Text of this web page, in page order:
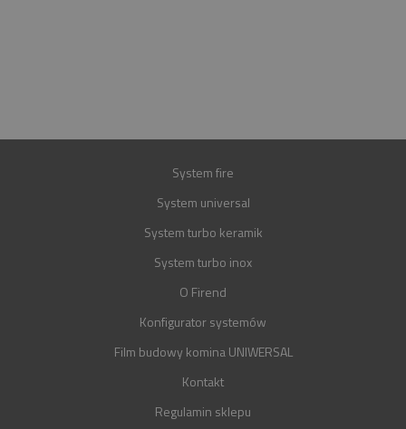
System fire
System universal
System turbo keramik
System turbo inox
O Firend
Konfigurator systemów
Film budowy komina UNIWERSAL
Kontakt
Regulamin sklepu